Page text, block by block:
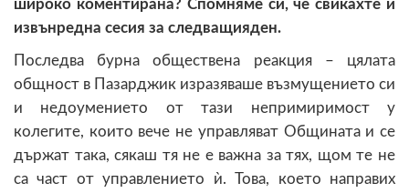
широко коментирана? Спомняме си, че свикахте и
извънредна сесия за следващияден.
Последва бурна обществена реакция – цялата
общност в Пазарджик изразяваше възмущението си
и недоумението от тази непримиримост у
колегите, които вече не управляват Общината и се
държат така, сякаш тя не е важна за тях, щом те не
са част от управлението ѝ. Това, което направих